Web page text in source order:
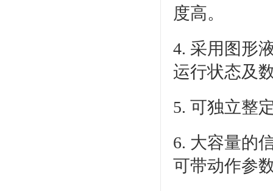
度高。
4. 采用图形
运行状态及
5. 可独立整
6. 大容量的
可带动作参